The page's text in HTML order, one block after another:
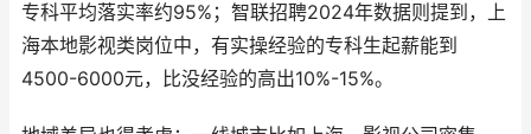
专科平均落实率约95%；智联招聘2024年数据则提到，上
海本地影视类岗位中，有实操经验的专科生起薪能到
4500-6000元，比没经验的高出10%-15%。